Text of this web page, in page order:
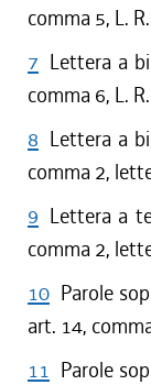
comma 5, L.
7 Lettera a
comma 6, L.
8 Lettera a
comma 2,
9 Lettera a
comma 2,
10 Parole
art. 14,
11 Parole